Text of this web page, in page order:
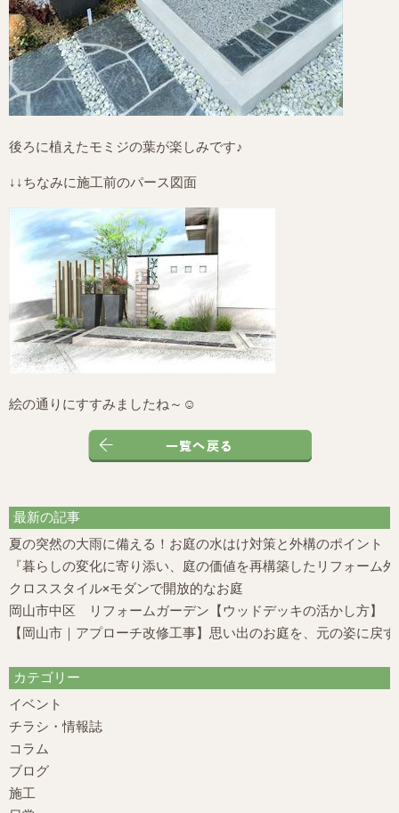
後ろに植えたモミジの葉が楽しみです♪
↓↓ちなみに施工前のパース図面
絵の通りにすすみましたね～☺
最新の記事
夏の突然の大雨に備える！お庭の水はけ対策と外構のポイント
『暮らしの変化に寄り添い、庭の価値を再構築したリフォーム
クロススタイル×モダンで開放的なお庭
岡山市中区 リフォームガーデン【ウッドデッキの活かし方】
【岡山市｜アプローチ改修工事】思い出のお庭を、元の姿に戻
カテゴリー
イベント
チラシ・情報誌
コラム
ブログ
施工